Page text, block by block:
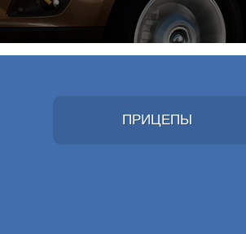
ПРИЦЕПЫ